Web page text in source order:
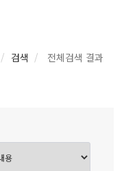
검색 전체검색 결과